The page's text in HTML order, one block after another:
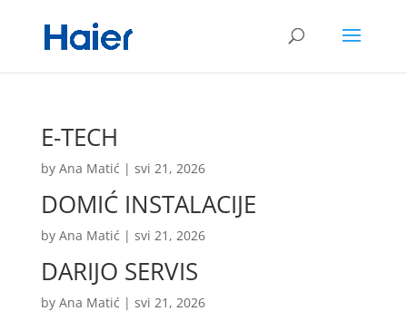
E-TECH
by Ana Matić | svi 21, 2026
DOMIĆ INSTALACIJE
by Ana Matić | svi 21, 2026
DARIJO SERVIS
by Ana Matić | svi 21, 2026